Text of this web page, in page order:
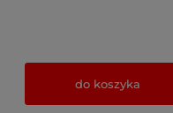
do koszyka